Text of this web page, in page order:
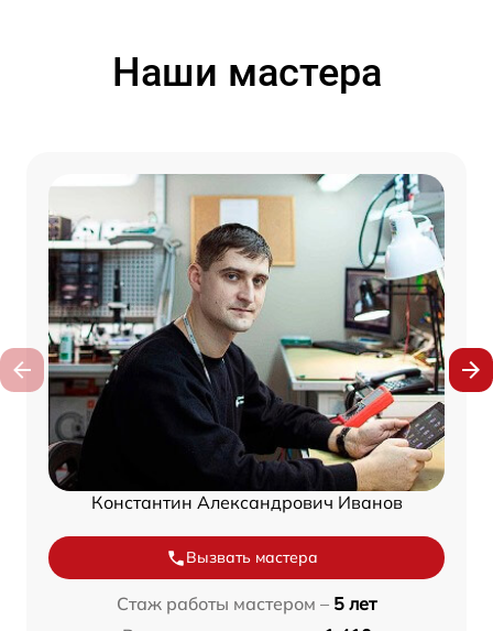
Наши мастера
Константин Александрович Иванов
Вызвать мастера
Стаж работы мастером – 5 лет